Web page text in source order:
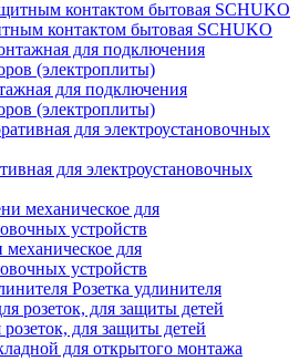
контактом бытовая SCHUKO
для подключения
(электроплиты)
для электроустановочных
механическое для
устройств
Розетка удлинителя
для защиты детей